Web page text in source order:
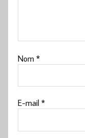
Nom*
E-mail*